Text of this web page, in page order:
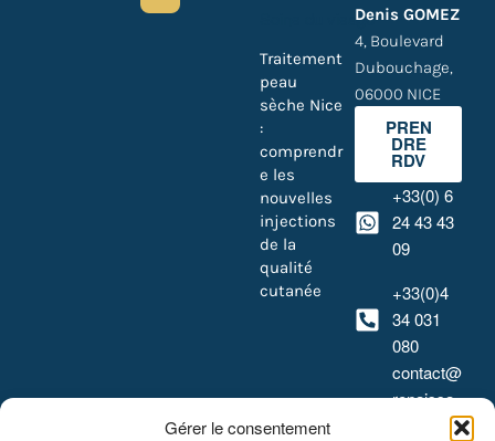
Gérer le consentement
Soins du visage
Traitement
peau
sèche Nice
:
comprendr
e les
nouvelles
injections
de la
qualité
cutanée
Denis GOMEZ
4, Boulevard
Dubouchage,
06000 NICE
PREN
DRE
RDV
+33(0) 6
24 43 43
09
+33(0)4
34 031
080
contact@
renaissa
nceclinic.